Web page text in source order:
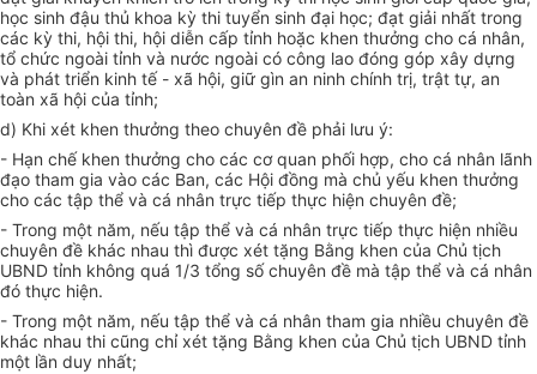
học sinh đậu thủ khoa kỳ thi tuyển sinh đại học; đạt giải nhất trong
các kỳ thi, hội thi, hội diễn cấp tỉnh hoặc khen thưởng cho cá nhân,
tổ chức ngoài tỉnh và nước ngoài có công lao đóng góp xây dựng
và phát triển kinh tế - xã hội, giữ gìn an ninh chính trị, trật tự, an
toàn xã hội của tỉnh;
d) Khi xét khen thưởng theo chuyên đề phải lưu ý:
- Hạn chế khen thưởng cho các cơ quan phối hợp, cho cá nhân lãnh
đạo tham gia vào các Ban, các Hội đồng mà chủ yếu khen thưởng
cho các tập thể và cá nhân trực tiếp thực hiện chuyên đề;
- Trong một năm, nếu tập thể và cá nhân trực tiếp thực hiện nhiều
chuyên đề khác nhau thì được xét tặng Bằng khen của Chủ tịch
UBND tỉnh không quá 1/3 tổng số chuyên đề mà tập thể và cá nhân
đó thực hiện.
- Trong một năm, nếu tập thể và cá nhân tham gia nhiều chuyên đề
khác nhau thi cũng chỉ xét tặng Bằng khen của Chủ tịch UBND tỉnh
một lần duy nhất;